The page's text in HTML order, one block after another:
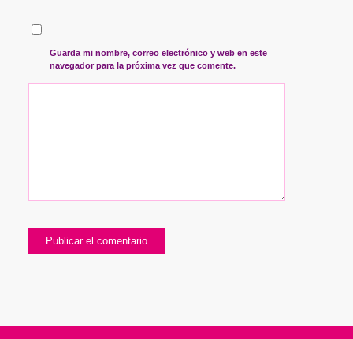
Guarda mi nombre, correo electrónico y web en este
navegador para la próxima vez que comente.